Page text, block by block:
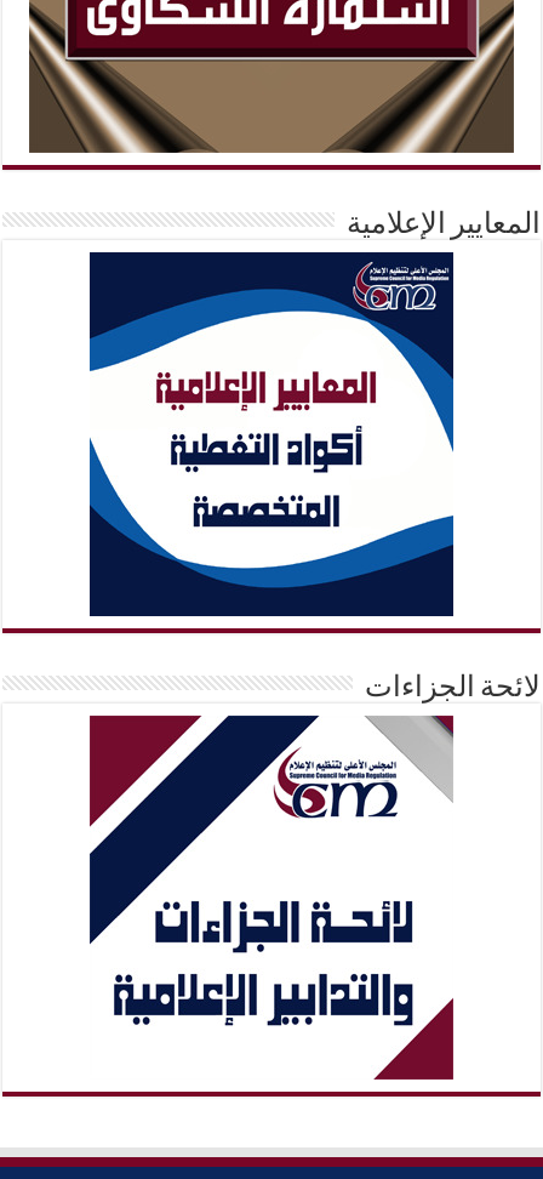
المعايير الإعلامية
لائحة الجزاءات